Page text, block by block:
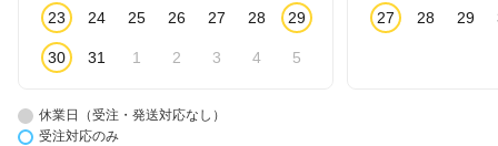
23 24 25 26 27 28 29
30 31 1 2 3 4 5
27 28 29
休業日（受注・発送対応なし）
受注対応のみ